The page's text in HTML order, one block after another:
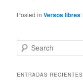
Posted in Versos libres
Search
ENTRADAS RECIENTES